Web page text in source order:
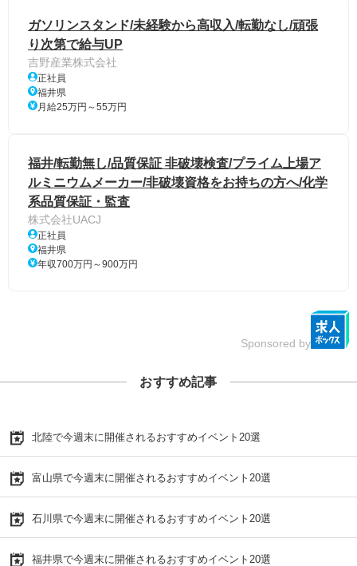
ガソリンスタンド/未経験から高収入/転勤なし/頑張
り次第で給与UP
吉野産業株式会社
正社員
福井県
月給25万円～55万円
福井/転勤無し/品質保証 非破壊検査/プライム上場ア
ルミニウムメーカー/非破壊資格をお持ちの方へ/化学
系品質保証・監査
株式会社UACJ
正社員
福井県
年収700万円～900万円
Sponsored by
おすすめ記事
北陸で今週末に開催されるおすすめイベント20選
富山県で今週末に開催されるおすすめイベント20選
石川県で今週末に開催されるおすすめイベント20選
福井県で今週末に開催されるおすすめイベント20選